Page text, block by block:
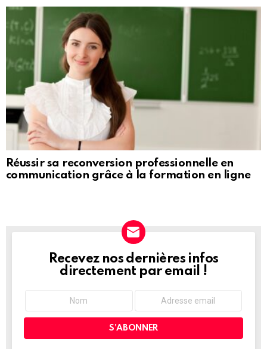
Réussir sa reconversion professionnelle en
communication grâce à la formation en ligne
NEWSLETTER
Recevez nos dernières infos
directement par email !